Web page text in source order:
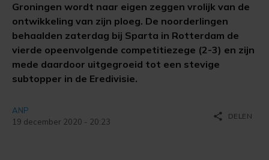
Groningen wordt naar eigen zeggen vrolijk van de
ontwikkeling van zijn ploeg. De noorderlingen
behaalden zaterdag bij Sparta in Rotterdam de
vierde opeenvolgende competitiezege (2-3) en zijn
mede daardoor uitgegroeid tot een stevige
subtopper in de Eredivisie.
ANP
19 december 2020 - 20:23
share DELEN